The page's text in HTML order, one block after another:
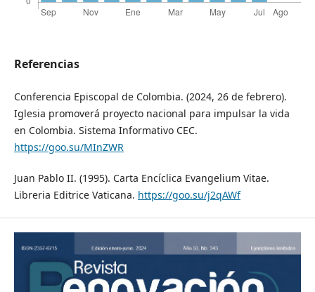
Referencias
Conferencia Episcopal de Colombia. (2024, 26 de febrero).
Iglesia promoverá proyecto nacional para impulsar la vida
en Colombia. Sistema Informativo CEC.
https://goo.su/MInZWR
Juan Pablo II. (1995). Carta Encíclica Evangelium Vitae.
Libreria Editrice Vaticana. https://goo.su/j2qAWf